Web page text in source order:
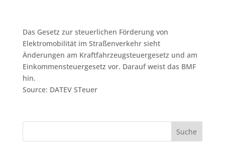
Das Gesetz zur steuerlichen Förderung von
Elektromobilität im Straßenverkehr sieht
Änderungen am Kraftfahrzeugsteuergesetz und am
Einkommensteuergesetz vor. Darauf weist das BMF
hin.
Source: DATEV STeuer